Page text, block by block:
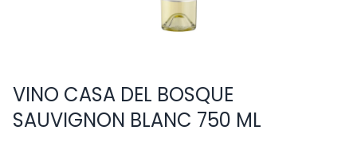
VINO CASA DEL BOSQUE
SAUVIGNON BLANC 750 ML